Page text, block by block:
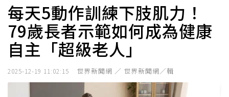
每天5動作訓練下肢肌力！
79歲長者示範如何成為健康
自主「超級老人」
2025-12-19 11:02:15 世界新聞網 ／ 世界新聞網／輯